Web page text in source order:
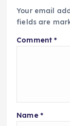
Your email
fields are
Comment*
Name *